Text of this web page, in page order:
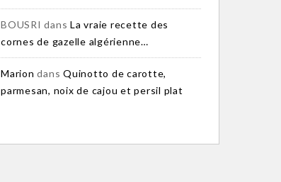
BOUSRI dans La vraie recette des
cornes de gazelle algérienne…
Marion dans Quinotto de carotte,
parmesan, noix de cajou et persil plat